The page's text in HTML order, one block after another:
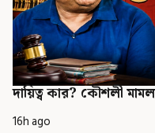
দায়িত্ব কার? কৌশলী
16h ago